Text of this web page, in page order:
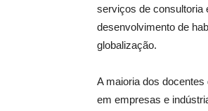
serviços de consultoria
desenvolvimento de
globalização.
A maioria dos
em empresas e